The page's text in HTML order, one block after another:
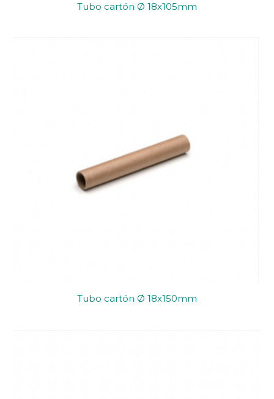
Tubo cartón Ø 18x105mm
Tubo cartón Ø 18x150mm